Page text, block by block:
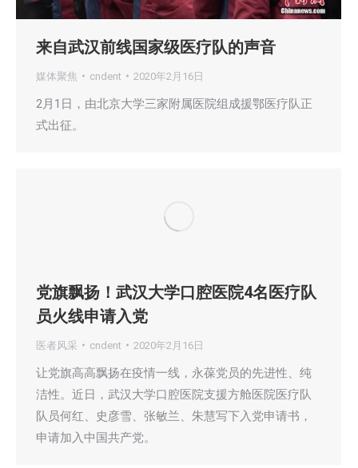
来自武汉前线国家级医疗队的声音
媒体聚焦 cndent 2020年2月16日
2月1日，由北京大学三家附属医院组成援鄂医疗队正
式出征。
党旗飘扬！武汉大学口腔医院4名医疗队
员火线申请入党
医者风采 cndent 2020年2月16日
让党旗高高飘扬在疫情一线，永葆党员的先进性、纯
洁性。近日，武汉大学口腔医院支援方舱医院医疗队
队员何红、史彦雪、张敏兰、朱慧写下入党申请书，
申请加入中国共产党。